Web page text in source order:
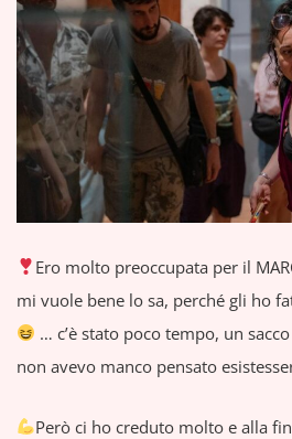
Ero molto preoccupata per il
mi vuole bene lo sa, perché gli ho
… c’è stato poco tempo, un
non avevo manco pensato
Però ci ho creduto molto e alla